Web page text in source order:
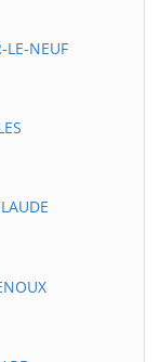
NEUF